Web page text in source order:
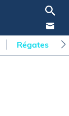
Régates